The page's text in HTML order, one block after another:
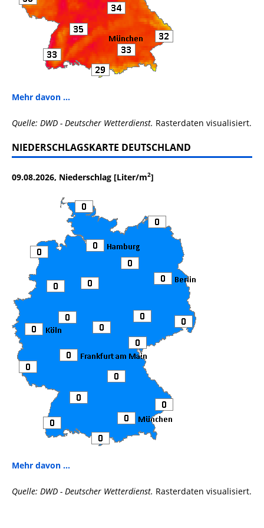
Mehr davon ...
Quelle: DWD - Deutscher Wetterdienst. Rasterdaten visualisiert.
NIEDERSCHLAGSKARTE DEUTSCHLAND
09.08.2026, Niederschlag [Liter/m2]
Mehr davon ...
Quelle: DWD - Deutscher Wetterdienst. Rasterdaten visualisiert.